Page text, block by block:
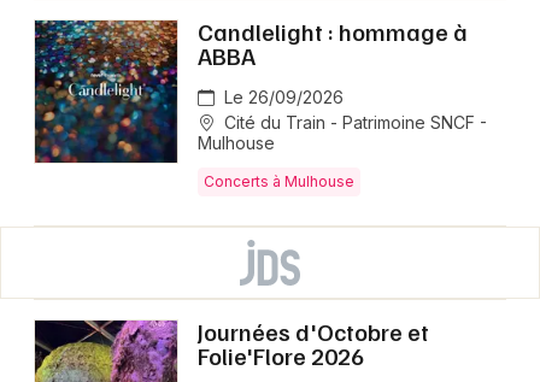
Candlelight : hommage à
ABBA
Le 26/09/2026
Cité du Train - Patrimoine SNCF -
Mulhouse
Concerts à Mulhouse
Journées d'Octobre et
Folie'Flore 2026